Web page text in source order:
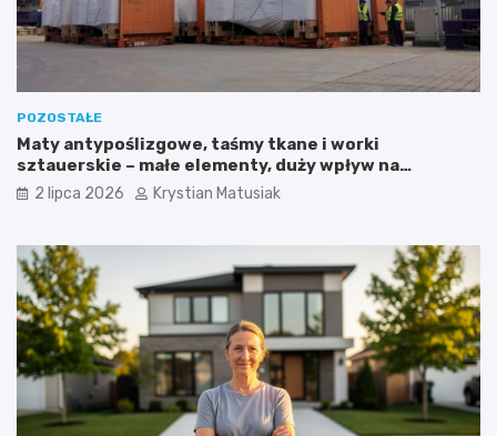
POZOSTAŁE
Maty antypoślizgowe, taśmy tkane i worki
sztauerskie – małe elementy, duży wpływ na
bezpieczeństwo ładunku
2 lipca 2026 Krystian Matusiak